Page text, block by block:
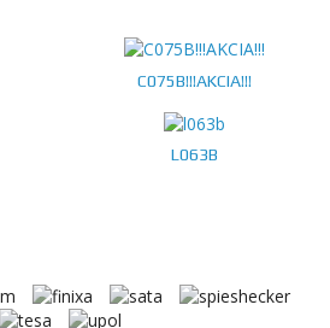
C075B!!!AKCIA!!!
L063B